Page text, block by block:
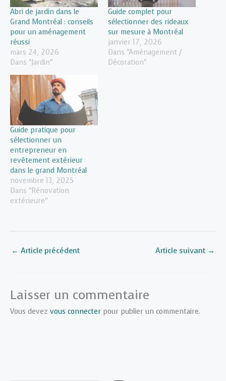
Abri de jardin dans le
Grand Montréal : conseils
pour un aménagement
réussi
mars 24, 2026
Dans "Jardin"
Guide complet pour
sélectionner des rideaux
sur mesure à Montréal
janvier 17, 2026
Dans "Aménagement /
Décoration"
Guide pratique pour
sélectionner un
entrepreneur en
revêtement extérieur
dans le grand Montréal
novembre 13, 2025
Dans "Rénovation
extérieure"
← Article précédent Article suivant →
Laisser un commentaire
Vous devez vous connecter pour publier un commentaire.